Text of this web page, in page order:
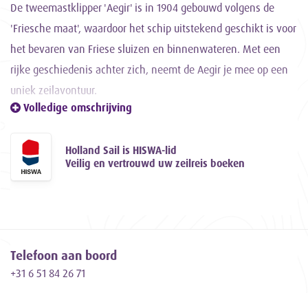
De tweemastklipper 'Aegir' is in 1904 gebouwd volgens de
'Friesche maat', waardoor het schip uitstekend geschikt is voor
het bevaren van Friese sluizen en binnenwateren. Met een
rijke geschiedenis achter zich, neemt de Aegir je mee op een
uniek zeilavontuur.
Gerenoveerd en omgetoverd tot
Gedurende de periode van 1983 tot 1986 heeft schipper en
eigenaar Jaap Gomes het oorspronkelijke casco zorgvuldig
Een uniek kenmerk van zeilschip Aegir
Volledige omschrijving
Holland Sail is HISWA-lid
Veilig en vertrouwd uw zeilreis boeken
Telefoon aan boord
+31 6 51 84 26 71